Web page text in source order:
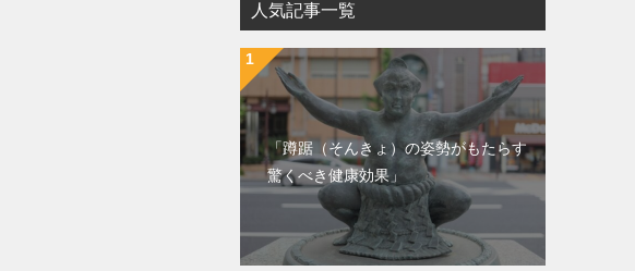
人気記事一覧
「蹲踞（そんきょ）の姿勢がもたらす
驚くべき健康効果」